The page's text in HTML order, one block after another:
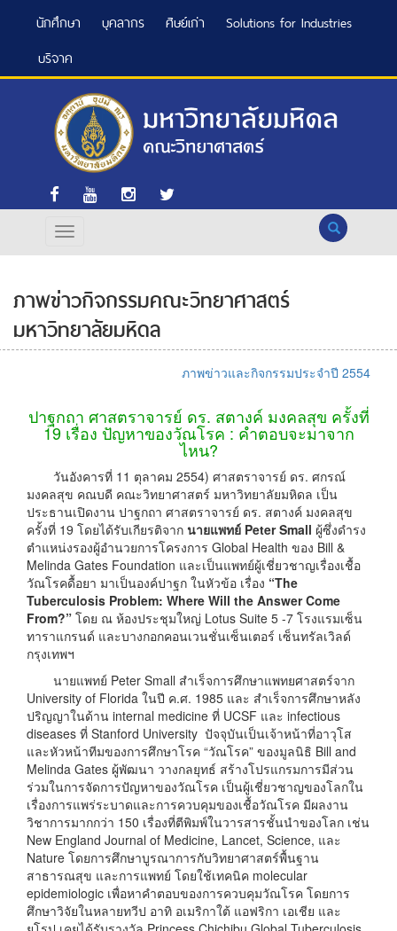
นักศึกษา บุคลากร ศิษย์เก่า
Solutions for Industries
บริจาค
Search
ภาพข่าวกิจกรรมคณะวิทยาศาสตร์
มหาวิทยาลัยมหิดล
ภาพข่าวและกิจกรรมประจำปี 2554
ปาฐกถา ศาสตราจารย์ ดร. สตางค์ มงคลสุข ครั้งที่
19 เรื่อง ปัญหาของวัณโรค : คำตอบจะมาจาก
ไหน?
วันอังคารที่ 11 ตุลาคม 2554) ศาสตราจารย์ ดร. ศกรณ์
มงคลสุข คณบดี คณะวิทยาศาสตร์ มหาวิทยาลัยมหิดล เป็น
ประธานเปิดงาน ปาฐกถา ศาสตราจารย์ ดร. สตางค์ มงคลสุข
ครั้งที่ 19 โดยได้รับเกียรติจาก นายแพทย์ Peter Small ผู้ซึ่งดำรง
ตำแหน่งรองผู้อำนวยการโครงการ Global Health ของ Bill &
Melinda Gates Foundation และเป็นแพทย์ผู้เชี่ยวชาญเรื่องเชื้อ
วัณโรคดื้อยา มาเป็นองค์ปาฐก ในหัวข้อ เรื่อง “The
Tuberculosis Problem: Where Will the Answer Come
From?” โดย ณ ห้องประชุมใหญ่ Lotus Suite 5 -7 โรงแรมเซ็น
ทาราแกรนด์ และบางกอกคอนเวนชั่นเซ็นเตอร์ เซ็นทรัลเวิลด์
กรุงเทพฯ
นายแพทย์ Peter Small สำเร็จการศึกษาแพทยศาสตร์จาก
University of Florida ในปี ค.ศ. 1985 และ สำเร็จการศึกษาหลัง
ปริญญาในด้าน internal medicine ที่ UCSF และ infectious
diseases ที่ Stanford University ปัจจุบันเป็นเจ้าหน้าที่อาวุโส
และหัวหน้าทีมของการศึกษาโรค “วัณโรค” ของมูลนิธิ Bill and
Melinda Gates ผู้พัฒนา วางกลยุทธ์ สร้างโปรแกรมการมีส่วน
ร่วมในการจัดการปัญหาของวัณโรค เป็นผู้เชี่ยวชาญของโลกใน
เรื่องการแพร่ระบาดและการควบคุมของเชื้อวัณโรค มีผลงาน
วิชาการมากกว่า 150 เรื่องที่ตีพิมพ์ในวารสารชั้นนำของโลก เช่น
New England Journal of Medicine, Lancet, Science, และ
Nature โดยการศึกษาบูรณาการกับวิทยาศาสตร์พื้นฐาน
สาธารณสุข และการแพทย์ โดยใช้เทคนิค molecular
epidemiologic เพื่อหาคำตอบของการควบคุมวัณโรค โดยการ
ศึกษาวิจัยในหลายทวีป อาทิ อเมริกาใต้ แอฟริกา เอเชีย และ